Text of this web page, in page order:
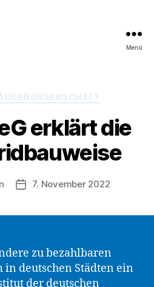
Menü
Kategorien
erklärt die
Beitragsdatum
7. November 2022
zu bezahlbaren
in deutschen Städten ein
der deutschen